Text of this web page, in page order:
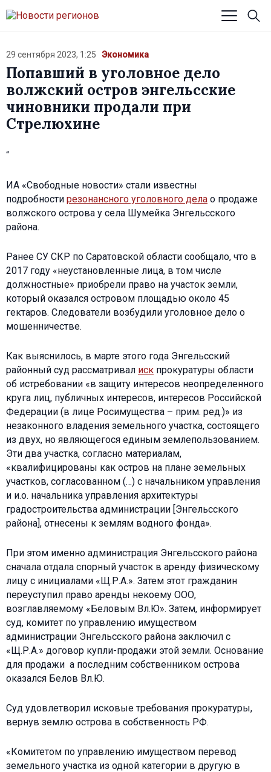
29 сентября 2023, 1:25 Экономика
Попавший в уголовное дело
волжский остров энгельсские
чиновники продали при
Стрелюхине
“
ИА «Свободные новости» стали известны
подробности резонансного уголовного дела о продаже
волжского острова у села Шумейка Энгельсского
района.
Ранее СУ СКР по Саратовской области сообщало, что в
2017 году «неустановленные лица, в том числе
должностные» приобрели право на участок земли,
который оказался островом площадью около 45
гектаров. Следователи возбудили уголовное дело о
мошенничестве.
Как выяснилось, в марте этого года Энгельсский
районный суд рассматривал иск прокуратуры области
об истребовании «в защиту интересов неопределенного
круга лиц, публичных интересов, интересов Российской
Федерации (в лице Росимущества – прим. ред.)» из
незаконного владения земельного участка, состоящего
из двух, но являющегося единым землепользованием.
Эти два участка, согласно материалам,
«квалифицированы как остров на плане земельных
участков, согласованном (…) с начальником управления
и и.о. начальника управления архитектуры
градостроительства администрации [Энгельсского
района], отнесены к землям водного фонда».
При этом именно администрация Энгельсского района
сначала отдала спорный участок в аренду физическому
лицу с инициалами «Щ.Р.А.». Затем этот гражданин
переуступил право аренды некоему ООО,
возглавляемому «Беловым Вл.Ю». Затем, информирует
суд, комитет по управлению имуществом
администрации Энгельсского района заключил с
«Щ.Р.А.» договор купли-продажи этой земли. Основание
для продажи а последним собственником острова
оказался Белов Вл.Ю.
Суд удовлетворил исковые требования прокуратуры,
вернув землю острова в собственность РФ.
«Комитетом по управлению имуществом перевод
земельного участка из одной категории в другую в